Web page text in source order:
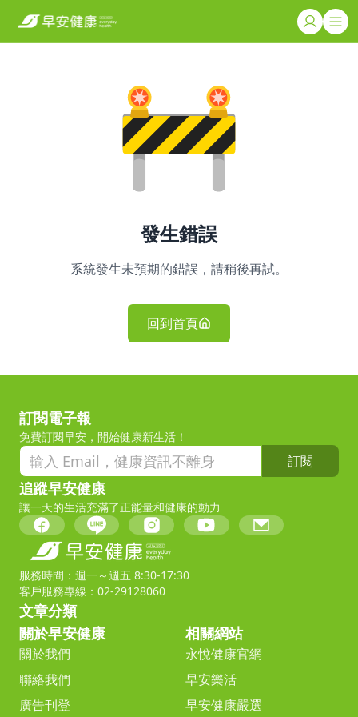
發生錯誤
系統發生未預期的錯誤，請稍後再試。
回到首頁
訂閱電子報
免費訂閱早安，開始健康新生活！
訂閱
追蹤早安健康
讓一天的生活充滿了正能量和健康的動力
服務時間：週一～週五 8:30-17:30
客戶服務專線：02-29128060
文章分類
關於早安健康
關於我們
聯絡我們
廣告刊登
相關網站
永悅健康官網
早安樂活
早安健康嚴選